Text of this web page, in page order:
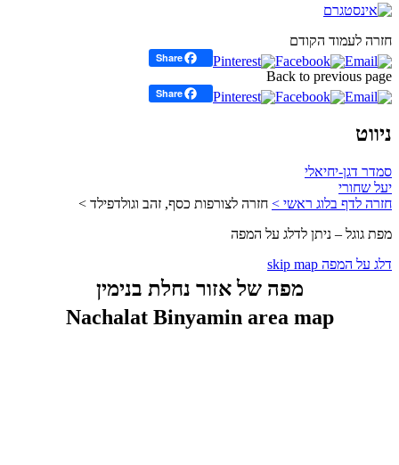
חזרה לעמוד הקודם
Share
Back to previous page
Share
ניווט
סמדר דגן-יחיאלי
יעל שחורי
חזרה לדף בלוג ראשי > חזרה לצורפות כסף, זהב וגולדפילד >
מפת גוגל – ניתן לדלג על המפה
דלג על המפה skip map
מפה של אזור נחלת בנימין
Nachalat Binyamin area map